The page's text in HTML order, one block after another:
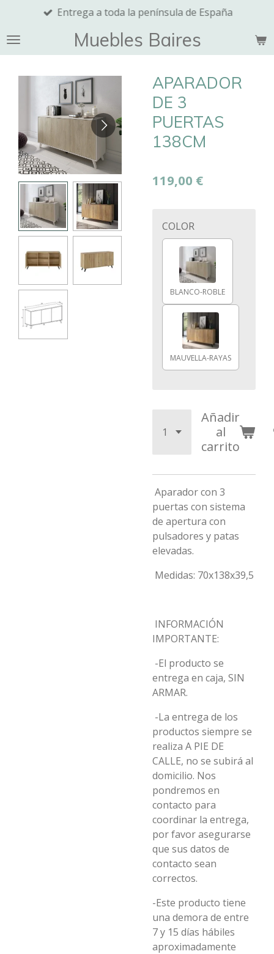
contenido
principal
Muebles Baires
Entrega a toda la península de España
APARADOR
DE 3
PUERTAS
138CM
119,00 €
COLOR
BLANCO-ROBLE
MAUVELLA-RAYAS
Añadir
al
carrito
Aparador con 3
puertas con sistema
de apertura con
pulsadores y patas
elevadas.
Medidas: 70x138x39,5
INFORMACIÓN
IMPORTANTE:
-El producto se
entrega en caja, SIN
ARMAR.
-La entrega de los
productos siempre se
realiza A PIE DE
CALLE, no se subirá al
domicilio. Nos
pondremos en
contacto para
coordinar la entrega,
por favor asegurarse
que sus datos de
contacto sean
correctos.
-Este producto tiene
una demora de entre
7 y 15 días hábiles
aproximadamente